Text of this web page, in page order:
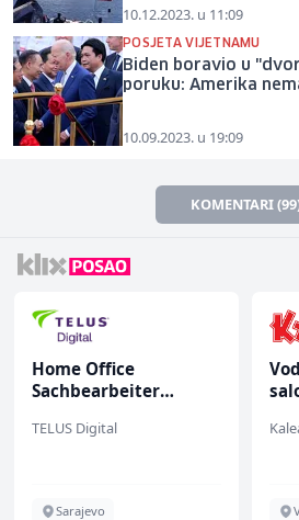
10.12.2023. u 11:09
POSJETA VIJETNAMU
Biden boravio u
poruku: Amerika
10.09.2023. u 19:09
KOMENTARI
Home Office
Sachbearbeiter
bekannten deutschen
TELUS Digital
Sarajevo